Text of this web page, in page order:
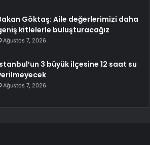
Göktaş: Aile değerlerimizi daha
kitlelerle buluşturacağız
Ağustos 7, 2026
3 büyük ilçesine 12 saat su
Ağustos 7, 2026